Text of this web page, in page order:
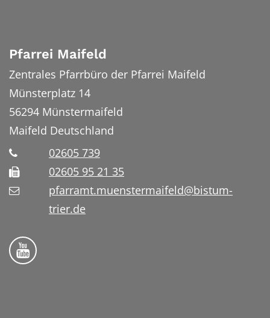
Pfarrei Maifeld
Zentrales Pfarrbüro der Pfarrei Maifeld
Münsterplatz 14
56294 Münstermaifeld
Maifeld Deutschland
02605 739
02605 95 21 35
pfarramt.muenstermaifeld@bistum-
trier.de
Folge uns auf YouTube